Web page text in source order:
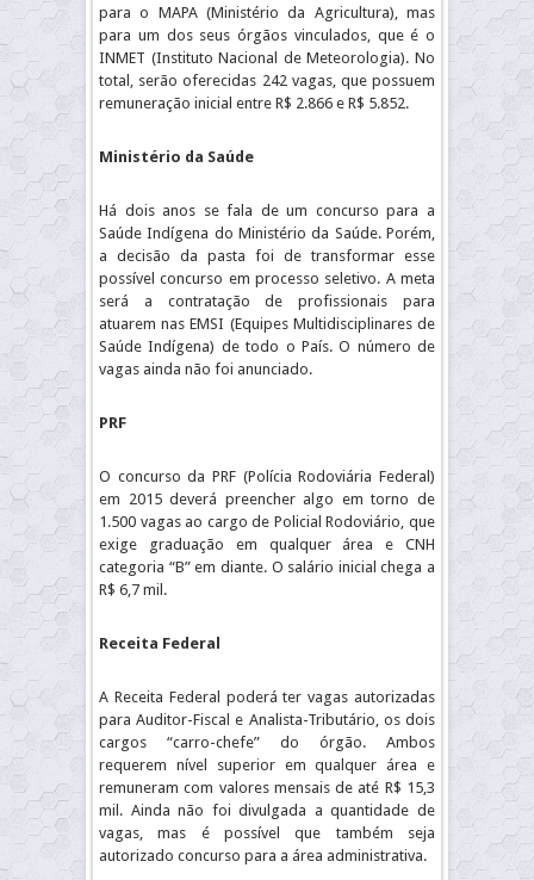
para o MAPA (Ministério da Agricultura), mas
para um dos seus órgãos vinculados, que é o
INMET (Instituto Nacional de Meteorologia). No
total, serão oferecidas 242 vagas, que possuem
remuneração inicial entre R$ 2.866 e R$ 5.852.
Ministério da Saúde
Há dois anos se fala de um concurso para a
Saúde Indígena do Ministério da Saúde. Porém,
a decisão da pasta foi de transformar esse
possível concurso em processo seletivo. A meta
será a contratação de profissionais para
atuarem nas EMSI (Equipes Multidisciplinares de
Saúde Indígena) de todo o País. O número de
vagas ainda não foi anunciado.
PRF
O concurso da PRF (Polícia Rodoviária Federal)
em 2015 deverá preencher algo em torno de
1.500 vagas ao cargo de Policial Rodoviário, que
exige graduação em qualquer área e CNH
categoria “B” em diante. O salário inicial chega a
R$ 6,7 mil.
Receita Federal
A Receita Federal poderá ter vagas autorizadas
para Auditor-Fiscal e Analista-Tributário, os dois
cargos “carro-chefe” do órgão. Ambos
requerem nível superior em qualquer área e
remuneram com valores mensais de até R$ 15,3
mil. Ainda não foi divulgada a quantidade de
vagas, mas é possível que também seja
autorizado concurso para a área administrativa.